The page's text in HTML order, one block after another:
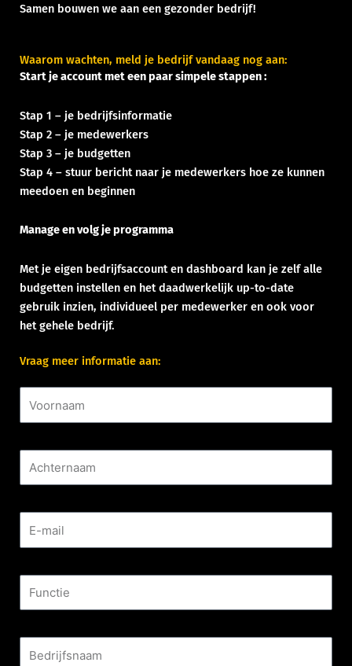
Samen bouwen we aan een gezonder bedrijf!
Waarom wachten, meld je bedrijf vandaag nog aan:
Start je account met een paar simpele stappen :
Stap 1 – je bedrijfsinformatie
Stap 2 – je medewerkers
Stap 3 – je budgetten
Stap 4 – stuur bericht naar je medewerkers hoe ze kunnen
meedoen en beginnen
Manage en volg je programma
Met je eigen bedrijfsaccount en dashboard kan je zelf alle
budgetten instellen en het daadwerkelijk up-to-date
gebruik inzien, individueel per medewerker en ook voor
het gehele bedrijf.
Vraag meer informatie aan: